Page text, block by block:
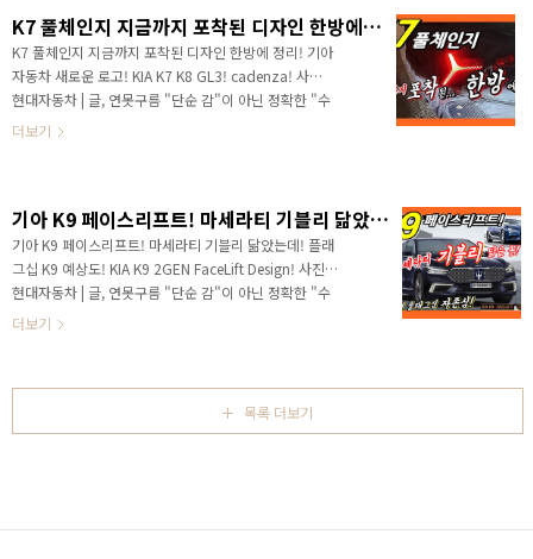
하다는 점이겠죠? 곧 양산차가 본격적으로 생산되기 시
작하고 사전 계약을 포함한 출시 소식도 들리기 시작할
것 같네요! # 세부적인 내용을 담고 있는 영상으로 보시
길 추천합니다. ▲ SOURCE : @cars_secrets 안녕하세
3세대 K7 테스트 차량이 ..
K7 풀체인지 지금까지 포착된 디자인 한방에 정리! 기아자동차 새로운 로고! KIA K7 K8 GL3! cadenza!
K7 풀체인지 지금까지 포착된 디자인 한방에 정리! 기아
자동차 새로운 로고! KIA K7 K8 GL3! cadenza! 사진
현대자동차 | 글, 연못구름 "단순 감"이 아닌 정확한 "수
치자료"를 통해서 비교 분석 자료를 제시하는 연못구름
천합니다. 이제 몇 시간 후면 기아차는 완전히 새롭게 변
신하게 되는데, 기아차의 홈페이지에는 새로운 로고와
시작을 알리는 화면을 볼 수 있습니다. 더 이상 기아차
본사 외벽에 붙어있었던 기존 로고도 볼 수 없게 되었죠!
새로운 전동화 시대를 맞이하면서 기아차는 새로운 로
고와 슬로건을 선보였습니다. Movement ..
더보기
기아 K9 페이스리프트! 마세라티 기블리 닮았는데! 플래그십 K9 예상도! KIA K9 2GEN FaceLift Design!
기아 K9 페이스리프트! 마세라티 기블리 닮았는데! 플래
그십 K9 예상도! KIA K9 2GEN FaceLift Design! 사진
현대자동차 | 글, 연못구름 "단순 감"이 아닌 정확한 "수
치자료"를 통해서 비교 분석 자료를 제시하는 연못구름
을까요? 안녕하세요? 연못구름입니다! 올해는 국내 제조
사의 대형급 차량이 출시가 되면서 진정한 주인공 역할을
하게 될 것 같습니다. 첫 번째 주인공은 상반기에 상품성
래그십 세단을 출시하면서 당시에 현..
더보기
목록 더보기